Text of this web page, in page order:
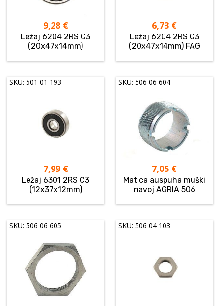
9,28 €
Ležaj 6204 2RS C3
(20x47x14mm)
6,73 €
Ležaj 6204 2RS C3
(20x47x14mm) FAG
SKU: 501 01 193
7,99 €
Ležaj 6301 2RS C3
(12x37x12mm)
SKU: 506 06 604
7,05 €
Matica auspuha muški
navoj AGRIA 506
SKU: 506 06 605 SKU: 506 04 103